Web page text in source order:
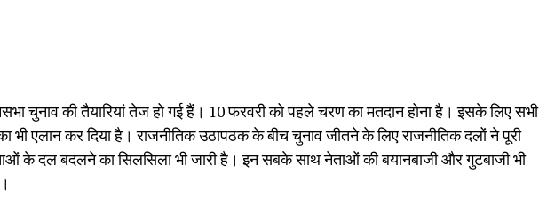
चुनाव की तैयारियां तेज हो गई हैं। 10 फरवरी को पहले चरण का मतदान होना है। इसके लिए सभी
का भी एलान कर दिया है। राजनीतिक उठापठक के बीच चुनाव जीतने के लिए राजनीतिक दलों ने पूरी
के दल बदलने का सिलसिला भी जारी है। इन सबके साथ नेताओं की बयानबाजी और गुटबाजी भी